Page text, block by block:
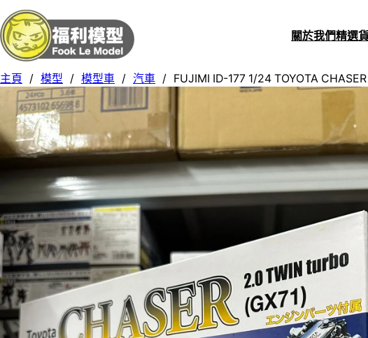
關於我們精選
主頁 / 模型 / 模型車 / 汽車 / FUJIMI ID-177 1/24 TOYOTA